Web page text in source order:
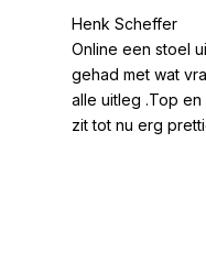
Henk Scheffer
Online een stoel
gehad met wat
alle uitleg .Top
zit tot nu erg